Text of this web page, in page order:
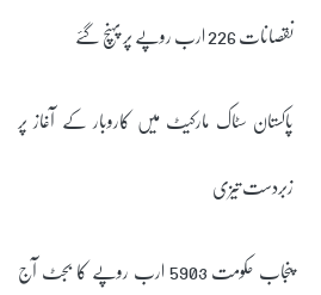
نقصانات 226 ارب روپے پر پہنچ گئے
پاکستان سٹاک مارکیٹ میں کاروبار کے آغاز پر
زبردست تیزی
پنجاب حکومت 5903 ارب روپے کا بجٹ آج